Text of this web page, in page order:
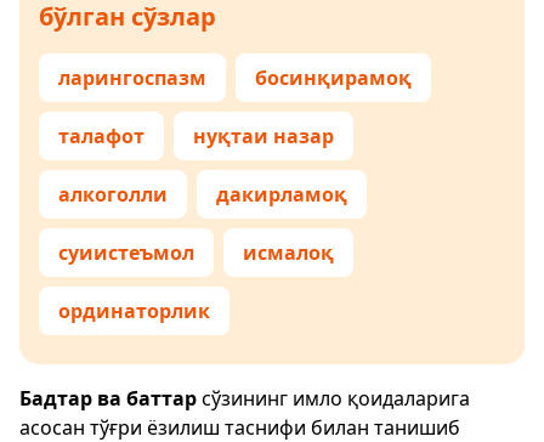
бўлган сўзлар
ларингоспазм босинқирамоқ
талафот нуқтаи назар
алкоголли дакирламоқ
суиистеъмол исмалоқ
ординаторлик
Бадтар ва баттарсўзининг имло қоидаларига
асосан тўғри ёзилиш таснифи билан танишиб